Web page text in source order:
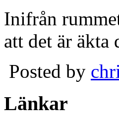
Inifrån
att det är äkta
Posted by
Länkar